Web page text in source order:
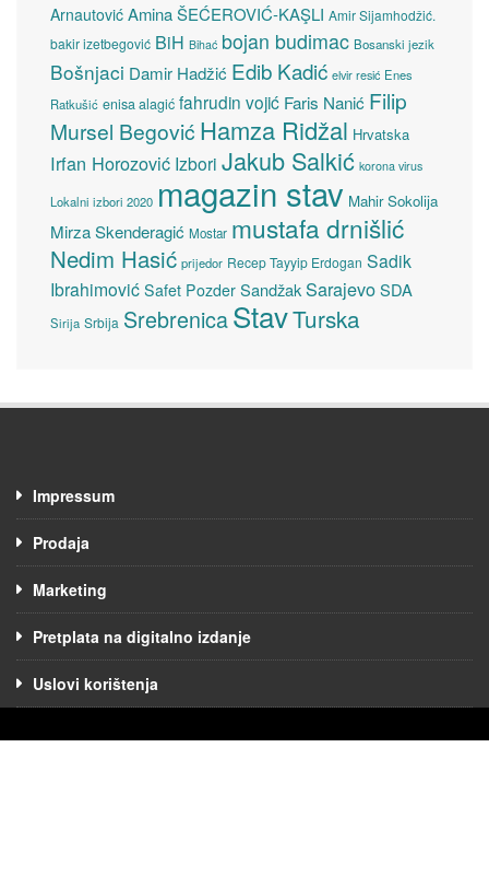
Arnautović Amina ŠEĆEROVIĆ-KAŞLI Amir Sijamhodžić.
bakir izetbegović BiH Bihać bojan budimac Bosanski jezik
Bošnjaci Damir Hadžić Edib Kadić elvir resić Enes
Ratkušić enisa alagić fahrudin vojić Faris Nanić Filip
Mursel Begović Hamza Ridžal Hrvatska
Irfan Horozović Izbori Jakub Salkić korona virus
Lokalni izbori 2020 magazin stav Mahir Sokolija
Mirza Skenderagić Mostar mustafa drnišlić
Nedim Hasić prijedor Recep Tayyip Erdogan Sadik
Ibrahimović Safet Pozder SandžakSarajevoSDA
Sirija Srbija SrebrenicaStavTurska
Impressum
Prodaja
Marketing
Pretplata na digitalno izdanje
Uslovi korištenja